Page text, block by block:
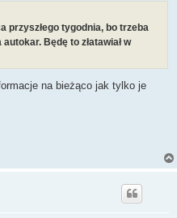
przyszłego tygodnia, bo trzeba
Będę to złatawiał w
na bieżąco jak tylko je